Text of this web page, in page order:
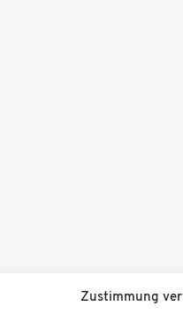
Zustimmung